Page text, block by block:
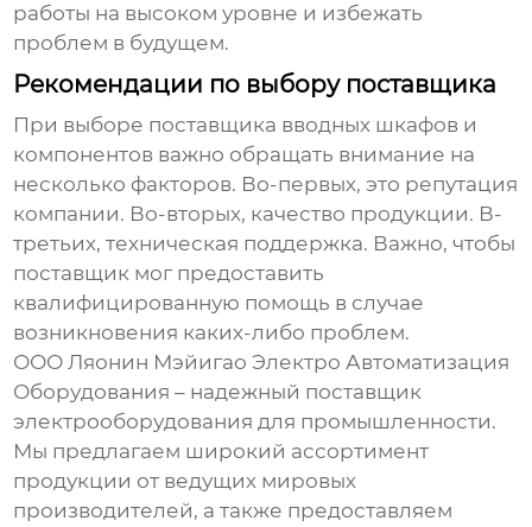
работы на высоком уровне и избежать
проблем в будущем.
Рекомендации по выбору поставщика
При выборе поставщика вводных шкафов и
компонентов важно обращать внимание на
несколько факторов. Во-первых, это репутация
компании. Во-вторых, качество продукции. В-
третьих, техническая поддержка. Важно, чтобы
поставщик мог предоставить
квалифицированную помощь в случае
возникновения каких-либо проблем.
ООО Ляонин Мэйигао Электро Автоматизация
Оборудования – надежный поставщик
электрооборудования для промышленности.
Мы предлагаем широкий ассортимент
продукции от ведущих мировых
производителей, а также предоставляем